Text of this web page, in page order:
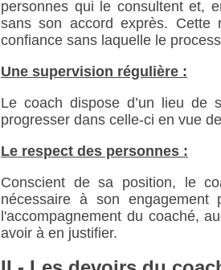
personnes qui le consultent et,
sans son accord exprès. Cette
confiance sans laquelle le
Une supervision régulière :
Le coach dispose d’un lieu de
progresser dans celle-ci en vue
Le respect des personnes :
Conscient de sa position, le
nécessaire à son engagement
l'accompagnement du coaché,
avoir à en justifier.